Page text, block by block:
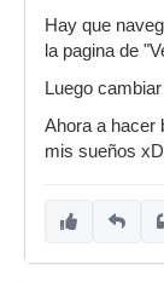
Hay que
la pagina de
Luego
Ahora a hacer
mis sueños